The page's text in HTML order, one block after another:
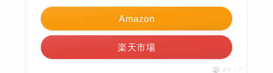
Amazon
楽天市場
ポチップ